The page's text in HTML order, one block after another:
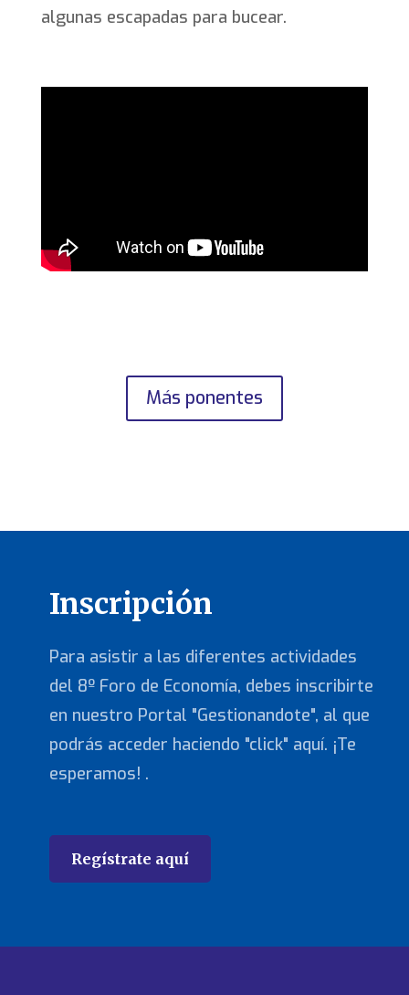
algunas escapadas para bucear.
Más ponentes
Inscripción
Para asistir a las diferentes actividades
del 8º Foro de Economía, debes inscribirte
en nuestro Portal "Gestionandote", al que
podrás acceder haciendo "click" aquí. ¡Te
esperamos! .
Regístrate aquí